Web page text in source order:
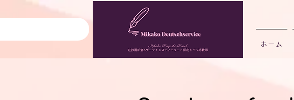
ホーム